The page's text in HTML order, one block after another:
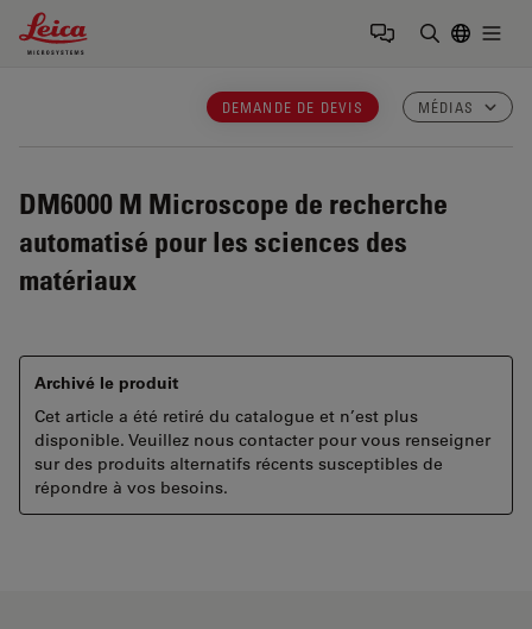
Leica Microsystems Logo
DEMANDE DE DEVIS MÉDIAS
DM6000 M Microscope de recherche
automatisé pour les sciences des
matériaux
Archivé le produit
Cet article a été retiré du catalogue et n’est plus
disponible. Veuillez nous contacter pour vous renseigner
sur des produits alternatifs récents susceptibles de
répondre à vos besoins.